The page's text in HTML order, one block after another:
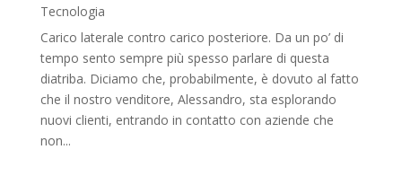
Tecnologia
Carico laterale contro carico posteriore. Da un po’ di
tempo sento sempre più spesso parlare di questa
diatriba. Diciamo che, probabilmente, è dovuto al fatto
che il nostro venditore, Alessandro, sta esplorando
nuovi clienti, entrando in contatto con aziende che
non...